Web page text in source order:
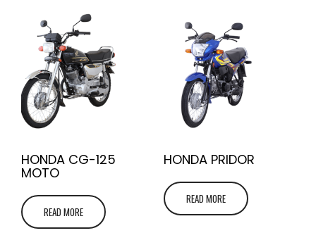
HONDA CG-125
MOTO
READ MORE
HONDA PRIDOR
READ MORE